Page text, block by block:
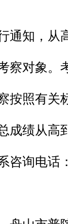
通知，从
察对象。
按照有关
成绩从高
询电话